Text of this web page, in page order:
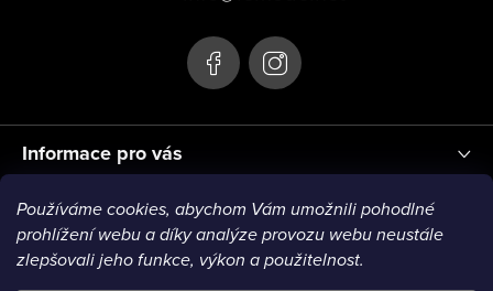
Používáme cookies, abychom Vám umožnili pohodlné
prohlížení webu a díky analýze provozu webu neustále
zlepšovali jeho funkce, výkon a použitelnost.
Informace pro vás
Blog